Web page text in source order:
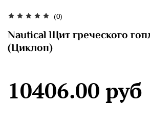
(0)
Nautical Щит греческого
(Циклоп)
10406.00 руб